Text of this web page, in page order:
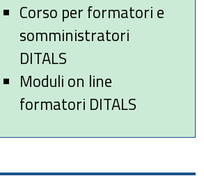
Corso per formatori e
somministratori
DITALS
Moduli on line
formatori DITALS